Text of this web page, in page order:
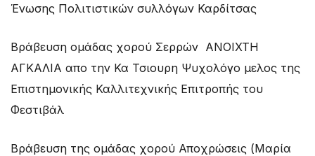
Ένωσης Πολιτιστικών συλλόγων Καρδίτσας
Βράβευση ομάδας χορού Σερρών ΑΝΟΙΧΤΗ
ΑΓΚΑΛΙΑ απο την Κα Τσιουρη Ψυχολόγο μελος της
Επιστημονικής Καλλιτεχνικής Επιτροπής του
Φεστιβάλ
Βράβευση της ομάδας χορού Αποχρώσεις (Μαρία